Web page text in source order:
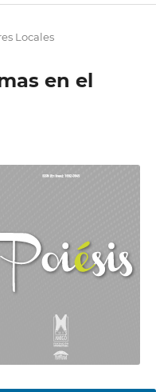
Locales
en el